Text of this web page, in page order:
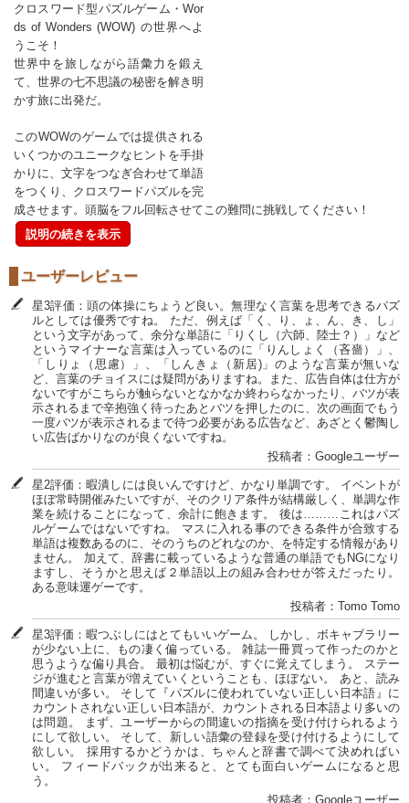
クロスワード型パズルゲーム・Wor
ds of Wonders (WOW) の世界へよ
うこそ！
世界中を旅しながら語彙力を鍛え
て、世界の七不思議の秘密を解き明
かす旅に出発だ。
このWOWのゲームでは提供される
いくつかのユニークなヒントを手掛
かりに、文字をつなぎ合わせて単語
をつくり、クロスワードパズルを完
成させます。頭脳をフル回転させてこの難問に挑戦してください！
説明の続きを表示
ユーザーレビュー
星3評価：頭の体操にちょうど良い。無理なく言葉を思考できるパズ
ルとしては優秀ですね。 ただ、例えば「く、り、ょ、ん、き、し」
という文字があって、余分な単語に「りくし（六師、陸士？）」など
というマイナーな言葉は入っているのに「りんしょく（吝嗇）」、
「しりょ（思慮）」、「しんきょ（新居)」のような言葉が無いな
ど、言葉のチョイスには疑問がありますね。また、広告自体は仕方が
ないですがこちらが触らないとなかなか終わらなかったり、バツが表
示されるまで辛抱強く待ったあとバツを押したのに、次の画面でもう
一度バツが表示されるまで待つ必要がある広告など、あざとく鬱陶し
い広告ばかりなのが良くないですね。
投稿者：Googleユーザー
星2評価：暇潰しには良いんですけど、かなり単調です。 イベントが
ほぼ常時開催みたいですが、そのクリア条件が結構厳しく、単調な作
業を続けることになって、余計に飽きます。 後は………これはパズ
ルゲームではないですね。 マスに入れる事のできる条件が合致する
単語は複数あるのに、そのうちのどれなのか、を特定する情報があり
ません。 加えて、辞書に載っているような普通の単語でもNGになり
ますし、そうかと思えば２単語以上の組み合わせが答えだったり。
ある意味運ゲーです。
投稿者：Tomo Tomo
星3評価：暇つぶしにはとてもいいゲーム。 しかし、ボキャブラリー
が少ない上に、もの凄く偏っている。 雑誌一冊買って作ったのかと
思うような偏り具合。 最初は悩むが、すぐに覚えてしまう。 ステー
ジが進むと言葉が増えていくということも、ほぼない。 あと、読み
間違いが多い。 そして『パズルに使われていない正しい日本語』に
カウントされない正しい日本語が、カウントされる日本語より多いの
は問題。 まず、ユーザーからの間違いの指摘を受け付けられるよう
にして欲しい。 そして、新しい語彙の登録を受け付けるようにして
欲しい。 採用するかどうかは、ちゃんと辞書で調べて決めればい
い。 フィードバックが出来ると、とても面白いゲームになると思
う。
投稿者：Googleユーザー